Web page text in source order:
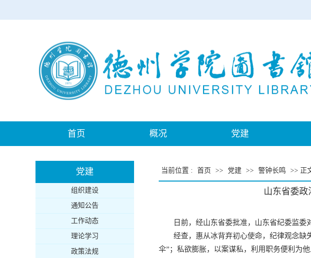
首页 概况 党建
党建
组织建设
通知公告
工作动态
理论学习
政策法规
当前位置 : 首页 >> 党建 >> 警钟长鸣 >> 正
山东省委
日前，经山东省委批准，山东省纪委监委
经查，惠从冰背弃初心使命，纪律观念缺
伞”；私欲膨胀，以案谋私，利用职务便利为